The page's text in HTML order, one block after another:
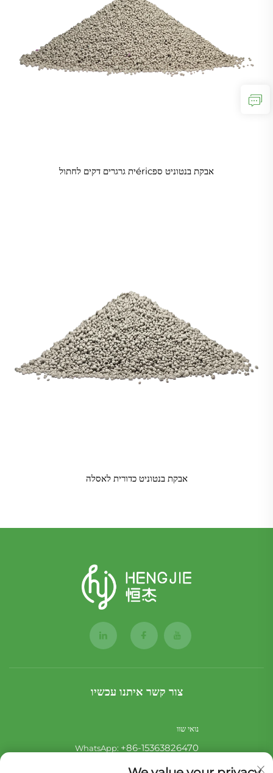
אבקת בנטוניט ספéricית גרגרים דקים לחתול
אבקת בנטוניט כדורית לאסלה
צור קשר איתנו עכשיו
נואי שוו
WhatsApp: +86-15363826470
אֶלֶקטרוֹנִי:[email protected]